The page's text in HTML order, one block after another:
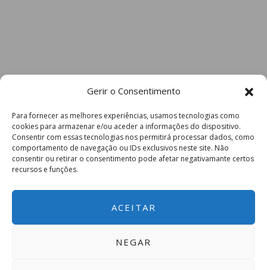
Gerir o Consentimento
Para fornecer as melhores experiências, usamos tecnologias como
cookies para armazenar e/ou aceder a informações do dispositivo.
Consentir com essas tecnologias nos permitirá processar dados, como
comportamento de navegação ou IDs exclusivos neste site. Não
consentir ou retirar o consentimento pode afetar negativamante certos
recursos e funções.
ACEITAR
NEGAR